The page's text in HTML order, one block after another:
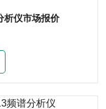
析仪市场报价